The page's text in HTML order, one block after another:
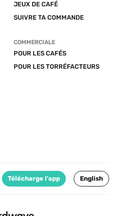
JEUX DE CAFÉ
SUIVRE TA COMMANDE
COMMERCIALE
POUR LES CAFÉS
POUR LES TORRÉFACTEURS
Télécharge l'app English